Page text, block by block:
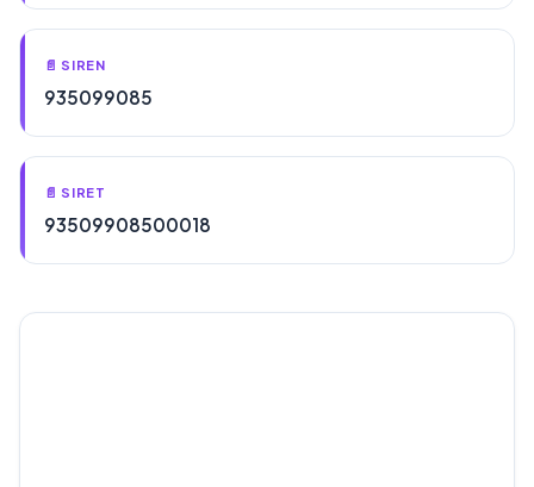
📄 SIREN
935099085
📄 SIRET
93509908500018